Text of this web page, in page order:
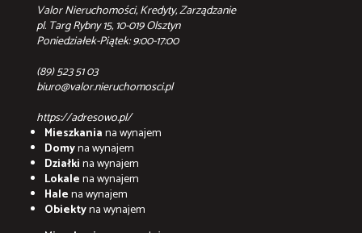
Valor Nieruchomości, Kredyty, Zarządzanie
pl. Targ Rybny 15, 10-019 Olsztyn
Poniedziałek-Piątek: 9:00-17:00
(89) 523 51 03
biuro@valor.nieruchomosci.pl
https://adresowo.pl/
Mieszkaniana wynajem
Domyna wynajem
Działkina wynajem
Lokalena wynajem
Halena wynajem
Obiektyna wynajem